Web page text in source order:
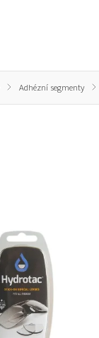
/ Adhézní segmenty /